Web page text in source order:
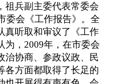
祖兵副主委代表常委会
委会《工作报告》。全
真听取和审议了《工作
为， 2009年，在市委会
治协商、参政议政、民
各方面都取得了长足的